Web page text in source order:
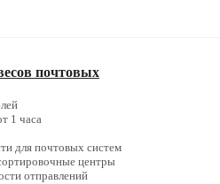
почтовых
1 часа
для почтовых систем
центры
отправлений